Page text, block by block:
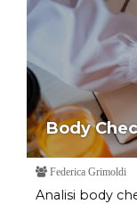
Body
Federica Grimoldi
Analisi body